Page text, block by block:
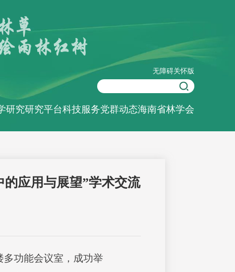
无障碍关怀版
研究研究平台科技服务党群动态海南省林学会
应用与展望”学术交流
功能会议室，成功举